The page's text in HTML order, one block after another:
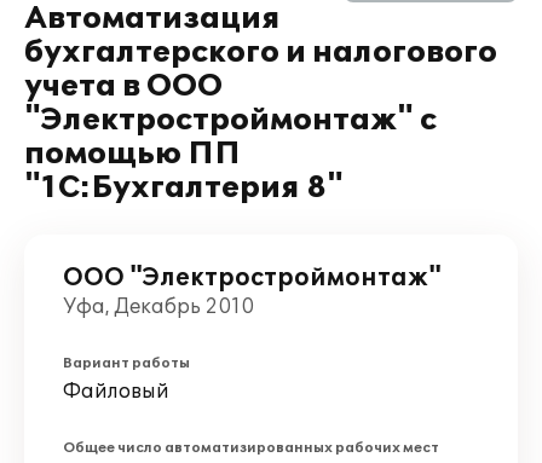
Автоматизация
бухгалтерского и налогового
учета в ООО
"Электростроймонтаж" с
помощью ПП
"1С:Бухгалтерия 8"
ООО "Электростроймонтаж"
Уфа, Декабрь 2010
Вариант работы
Файловый
Общее число автоматизированных рабочих мест